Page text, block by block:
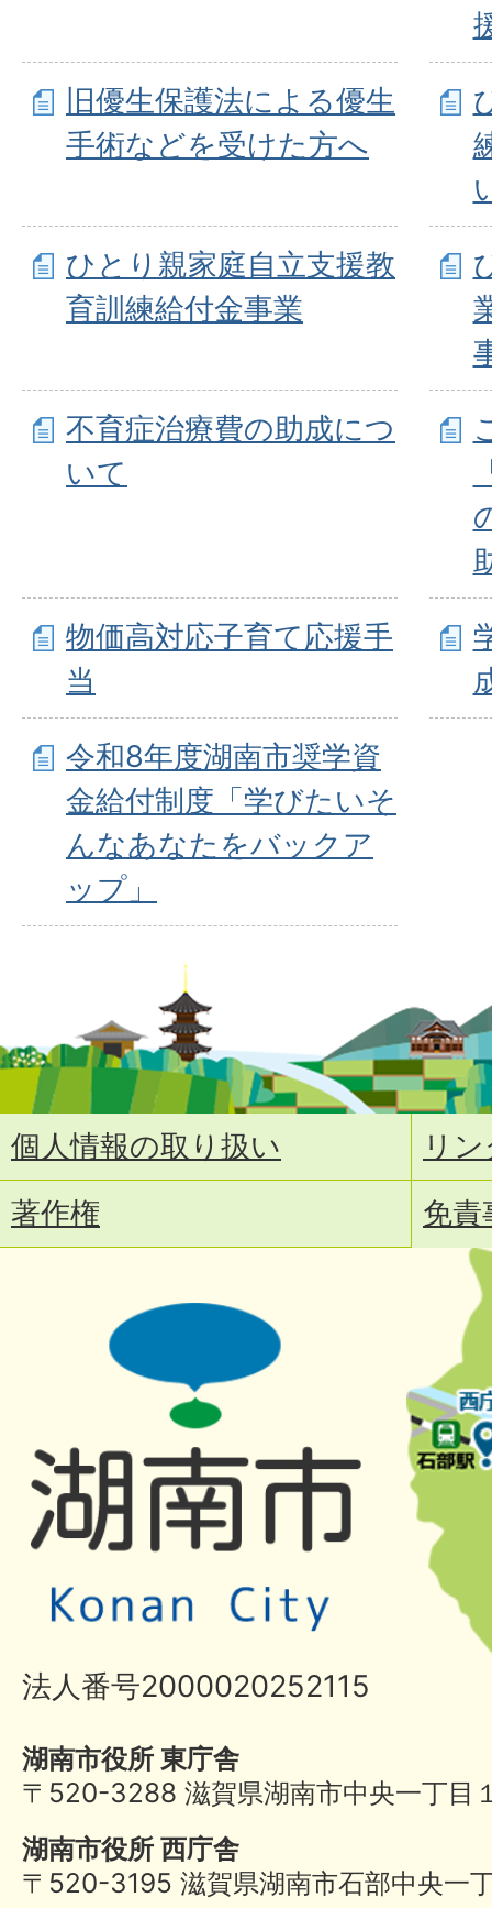
旧優生保護法による優生
手術などを受けた方へ
ひとり親家庭自立支援教
育訓練給付金事業
不育症治療費の助成につ
いて
物価高対応子育て応援手
当
令和8年度湖南市奨学資
金給付制度「学びたいそ
んなあなたをバックア
ップ」
個人情報の取り扱い
リ
著作権
免責
法人番号2000020252115
湖南市役所 東庁舎
〒520-3288 滋賀県湖南市中央一丁目
湖南市役所 西庁舎
〒520-3195 滋賀県湖南市石部中央一